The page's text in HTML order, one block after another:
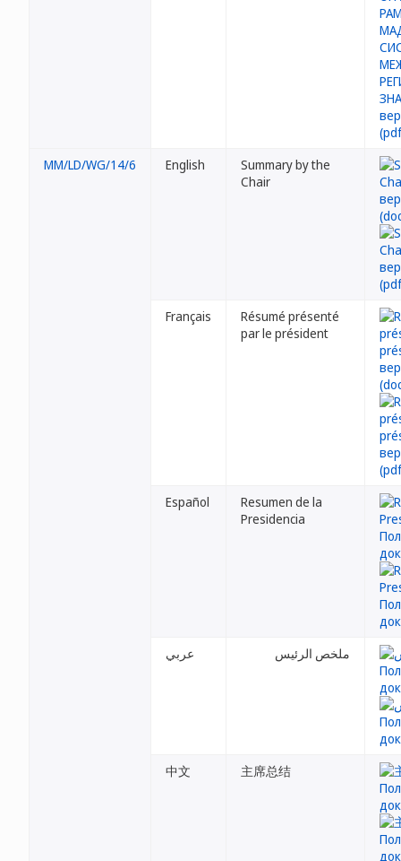
MM/LD/WG/14/6 English
Summary by the
Chair
Français
Résumé présenté
par le président
Español
Resumen de la
Presidencia
عربي ملخص الرئيس
中文 主席总结